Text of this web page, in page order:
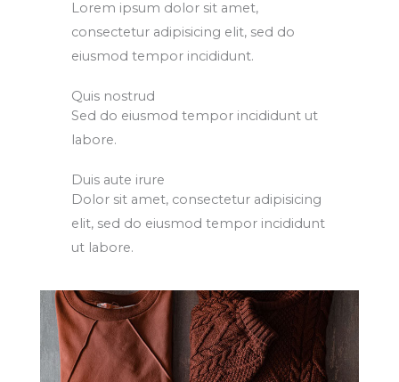
Lorem ipsum dolor sit amet,
consectetur adipisicing elit, sed do
eiusmod tempor incididunt.
Quis nostrud
Sed do eiusmod tempor incididunt ut
labore.
Duis aute irure
Dolor sit amet, consectetur adipisicing
elit, sed do eiusmod tempor incididunt
ut labore.